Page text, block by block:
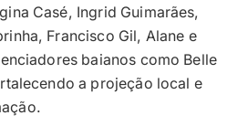
Casé, Ingrid Guimarães,
Francisco Gil, Alane e
baianos como Belle
a projeção local e